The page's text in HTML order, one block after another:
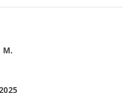
M.
2025